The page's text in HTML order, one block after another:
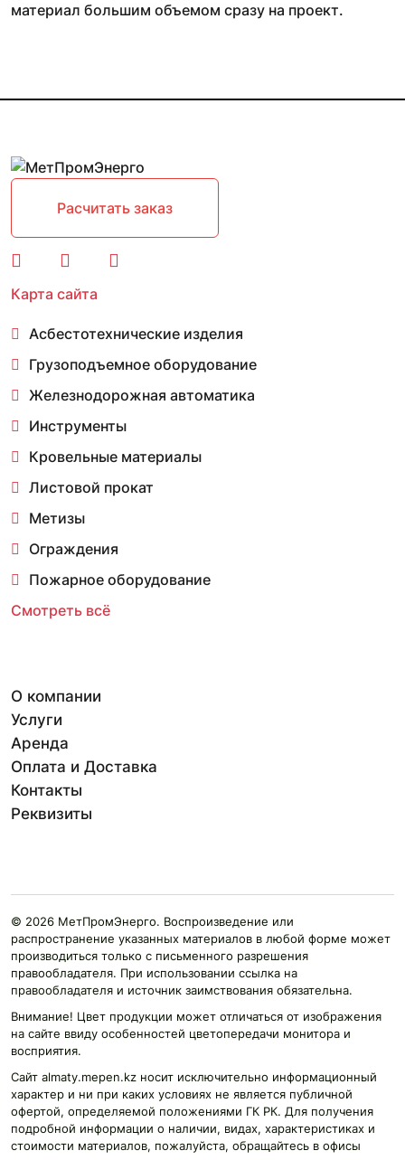
материал большим объемом сразу на проект.
Расчитать заказ
Карта сайта
Асбестотехнические изделия
Грузоподъемное оборудование
Железнодорожная автоматика
Инструменты
Кровельные материалы
Листовой прокат
Метизы
Ограждения
Пожарное оборудование
Смотреть всё
О компании
Услуги
Аренда
Оплата и Доставка
Контакты
Реквизиты
© 2026 МетПромЭнерго. Воспроизведение или
распространение указанных материалов в любой форме может
производиться только с письменного разрешения
правообладателя. При использовании ссылка на
правообладателя и источник заимствования обязательна.
Внимание! Цвет продукции может отличаться от изображения
на сайте ввиду особенностей цветопередачи монитора и
восприятия.
Сайт almaty.mepen.kz носит исключительно информационный
характер и ни при каких условиях не является публичной
офертой, определяемой положениями ГК РК. Для получения
подробной информации о наличии, видах, характеристиках и
стоимости материалов, пожалуйста, обращайтесь в офисы